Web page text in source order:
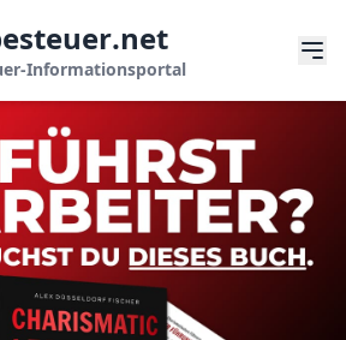
.net
Informationsportal